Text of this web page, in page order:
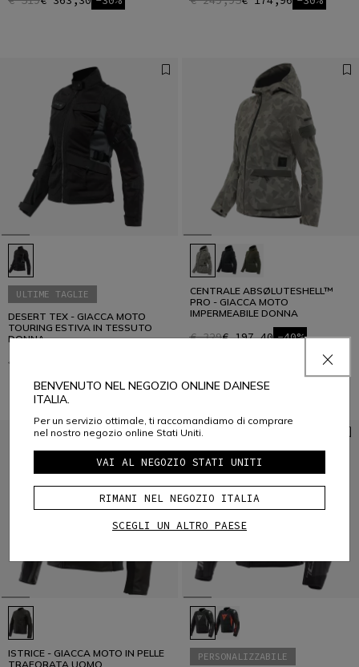
ULTIME TAGLIE
DESERT TEX - GIACCA MOTO
TOURING ESTIVA IN TESSUTO
DONNA
€ 369,95
CENTRALE ABSØLUTESHELL™
PRO - GIACCA MOTO
IMPERMEABILE DONNA
€ 329€ 197,40 -40%
ISTRICE - GIACCA MOTO IN PELLE
TRAFORATA UOMO
PERSONALIZZABILE
BENVENUTO NEL NEGOZIO ONLINE DAINESE
ITALIA.
Per un servizio ottimale, ti raccomandiamo di comprare
nel nostro negozio online Stati Uniti.
VAI AL NEGOZIO STATI UNITI
RIMANI NEL NEGOZIO ITALIA
SCEGLI UN ALTRO PAESE